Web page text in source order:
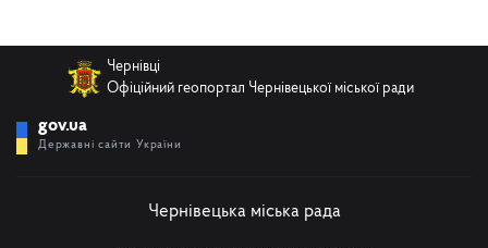
Чернівці
Офіційний геопортал Чернівецької міської ради
gov.ua
Державні сайти України
Чернівецька міська рада